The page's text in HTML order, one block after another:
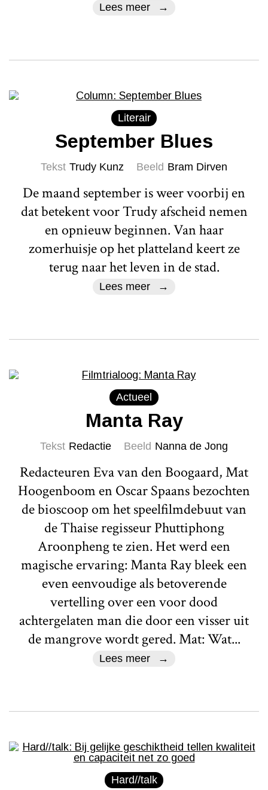
Lees meer
Literair
September Blues
Tekst Trudy Kunz Beeld Bram Dirven
De maand september is weer voorbij en
dat betekent voor Trudy afscheid nemen
en opnieuw beginnen. Van haar
zomerhuisje op het platteland keert ze
terug naar het leven in de stad.
Lees meer
Actueel
Manta Ray
Tekst Redactie Beeld Nanna de Jong
Redacteuren Eva van den Boogaard, Mat
Hoogenboom en Oscar Spaans bezochten
de bioscoop om het speelfilmdebuut van
de Thaise regisseur Phuttiphong
Aroonpheng te zien. Het werd een
magische ervaring: Manta Ray bleek een
even eenvoudige als betoverende
vertelling over een voor dood
achtergelaten man die door een visser uit
de mangrove wordt gered. Mat: Wat...
Lees meer
Hard//talk